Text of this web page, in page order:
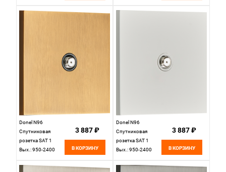
Donel N96
Спутниковая
розетка SAT 1
Вых.: 950-2400
Латунь, серия DT,
3 887 ₽
В КОРЗИНУ
Donel N96
Спутниковая
розетка SAT 1
Вых.: 950-2400
Белый, серия DT,
3 887 ₽
В КОРЗИНУ